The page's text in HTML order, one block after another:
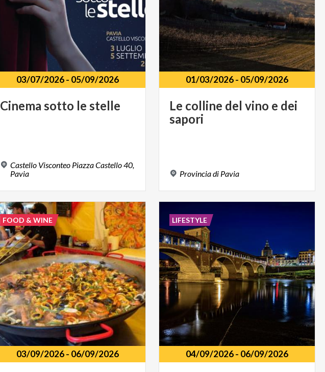
03/07/2026- 05/09/2026
Cinema sotto le stelle
Castello Visconteo Piazza Castello 40,
Pavia
01/03/2026- 05/09/2026
Le colline del vino e dei
sapori
Provinciadi Pavia
03/09/2026- 06/09/2026
FOOD & WINE
04/09/2026- 06/09/2026
LIFESTYLE